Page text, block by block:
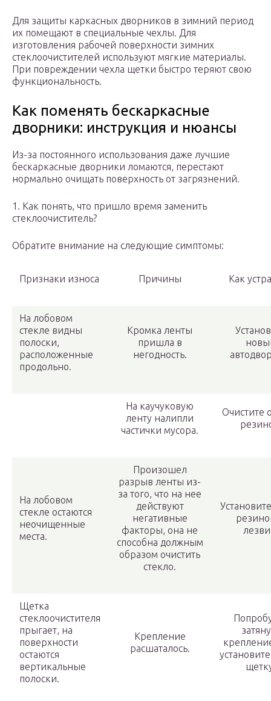
Для защиты каркасных дворников в зимний период
их помещают в специальные чехлы. Для
изготовления рабочей поверхности зимних
стеклоочистителей используют мягкие материалы.
При повреждении чехла щетки быстро теряют свою
функциональность.
Как поменять бескаркасные
дворники: инструкция и нюансы
Из-за постоянного использования даже лучшие
бескаркасные дворники ломаются, перестают
нормально очищать поверхность от загрязнений.
1. Как понять, что пришло время заменить
стеклоочиститель?
Обратите внимание на следующие симптомы:
Признаки износа Причины Как
На лобовом
стекле видны
полоски,
расположенные
продольно.
Кромка ленты
пришла в
негодность.
На каучуковую
ленту налипли
частички мусора.
Очистите
На лобовом
стекле остаются
неочищенные
места.
Произошел
разрыв ленты из-
за того, что на нее
действуют
негативные
факторы, она не
способна должным
образом очистить
стекло.
Щетка
стеклоочистителя
прыгает, на
поверхности
остаются
вертикальные
полоски.
Крепление
расшаталось.